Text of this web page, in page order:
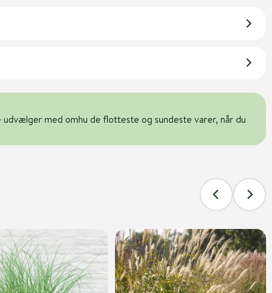
udvælger med omhu de flotteste og sundeste varer, når du